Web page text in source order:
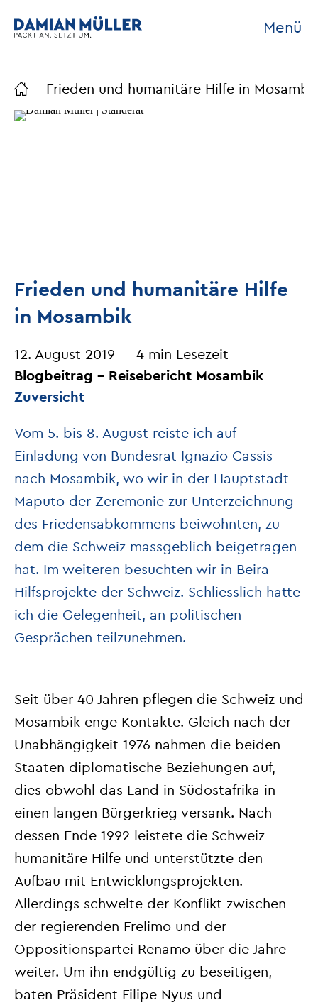
Menü
Frieden und humanitäre Hilfe in
Frieden und humanitäre Hilfe
in Mosambik
12. August 2019
4 min Lesezeit
Blogbeitrag – Reisebericht Mosambik
Zuversicht
Vom 5. bis 8. August reiste ich auf
Einladung von Bundesrat Ignazio Cassis
nach Mosambik, wo wir in der Hauptstadt
Maputo der Zeremonie zur Unterzeichnung
des Friedensabkommens beiwohnten, zu
dem die Schweiz massgeblich beigetragen
hat. Im weiteren besuchten wir in Beira
Hilfsprojekte der Schweiz. Schliesslich hatte
ich die Gelegenheit, an politischen
Gesprächen teilzunehmen.
Seit über 40 Jahren pflegen die Schweiz und
Mosambik enge Kontakte. Gleich nach der
Unabhängigkeit 1976 nahmen die beiden
Staaten diplomatische Beziehungen auf,
dies obwohl das Land in Südostafrika in
einen langen Bürgerkrieg versank. Nach
dessen Ende 1992 leistete die Schweiz
humanitäre Hilfe und unterstützte den
Aufbau mit Entwicklungsprojekten.
Allerdings schwelte der Konflikt zwischen
der regierenden Frelimo und der
Oppositionspartei Renamo über die Jahre
weiter. Um ihn endgültig zu beseitigen,
baten Präsident Filipe Nyus und